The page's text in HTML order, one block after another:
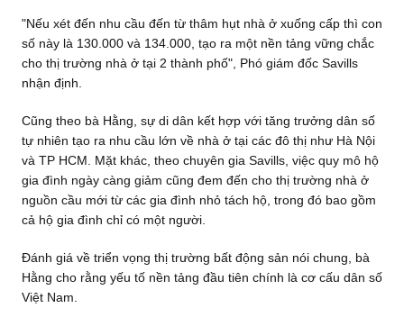
"Nếu xét đến nhu cầu đến từ thâm hụt nhà ở xuống cấp thì con
số này là 130.000 và 134.000, tạo ra một nền tảng vững chắc
cho thị trường nhà ở tại 2 thành phố", Phó giám đốc Savills
nhận định.
Cũng theo bà Hằng, sự di dân kết hợp với tăng trưởng dân số
tự nhiên tạo ra nhu cầu lớn về nhà ở tại các đô thị như Hà Nội
và TP HCM. Mặt khác, theo chuyên gia Savills, việc quy mô hộ
gia đình ngày càng giảm cũng đem đến cho thị trường nhà ở
nguồn cầu mới từ các gia đình nhỏ tách hộ, trong đó bao gồm
cả hộ gia đình chỉ có một người.
Đánh giá về triển vọng thị trường bất động sản nói chung, bà
Hằng cho rằng yếu tố nền tảng đầu tiên chính là cơ cấu dân số
Việt Nam.